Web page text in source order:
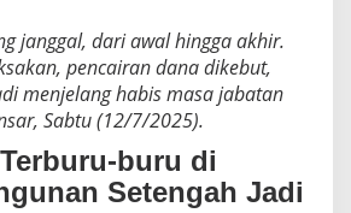
janggal, dari awal hingga akhir.
pencairan dana dikebut,
menjelang habis masa jabatan
Sabtu (12/7/2025).
buru di
Setengah Jadi